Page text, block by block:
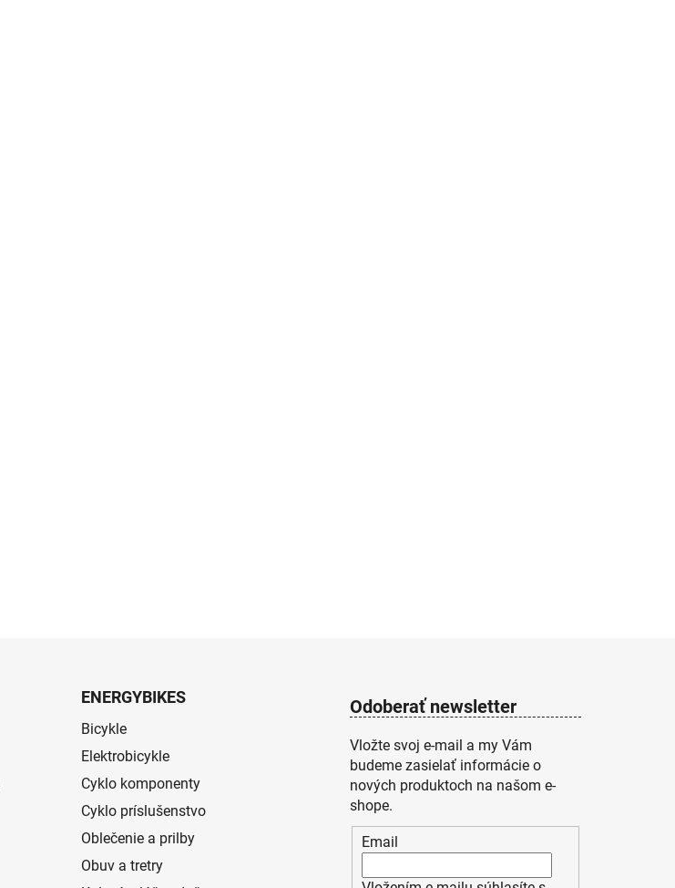
ENERGYBIKES
Bicykle
Elektrobicykle
Cyklo komponenty
Cyklo príslušenstvo
Oblečenie a prilby
Obuv a tretry
Odoberať newsletter
Vložte svoj e-mail a my Vám
budeme zasielať informácie o
nových produktoch na našom e-
shope.
Email